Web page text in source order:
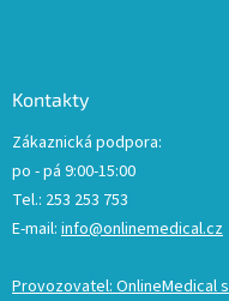
Kontakty
Zákaznická podpora:
po - pá 9:00-15:00
Tel.: 253 253 753
E-mail: info@onlinemedical.cz
Provozovatel: OnlineMedical